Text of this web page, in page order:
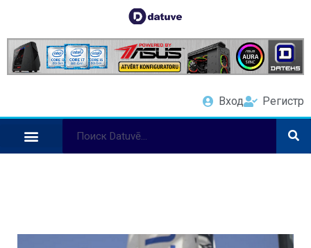
Вход Регистр